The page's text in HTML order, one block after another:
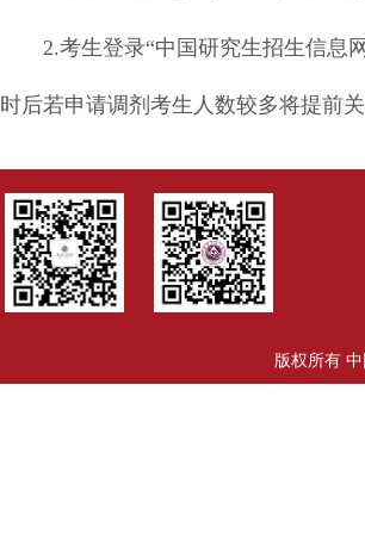
2.考生登录“中国研究生招生信息
时后若申请调剂考生人数较多将提前关
版权所有